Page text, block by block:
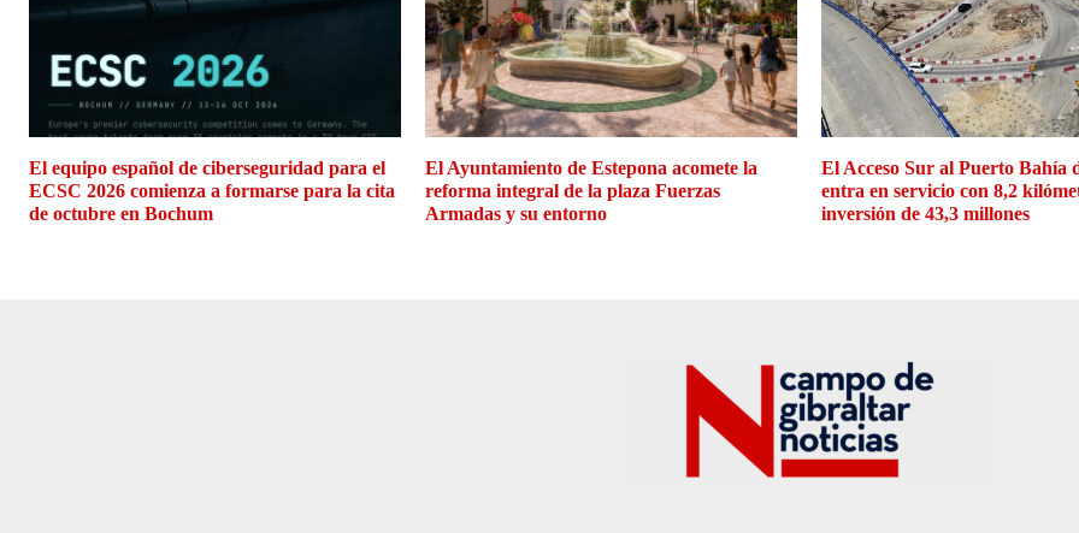
El equipo español de ciberseguridad para el
ECSC 2026 comienza a formarse para la cita
de octubre en Bochum
El Ayuntamiento de Estepona acomete la
reforma integral de la plaza Fuerzas
Armadas y su entorno
El Acceso Sur al Puerto Bahía
entra en servicio con 8,2
inversión de 43,3 millones